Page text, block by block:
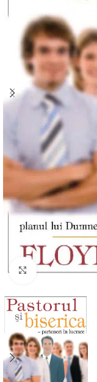
Click to enlarge